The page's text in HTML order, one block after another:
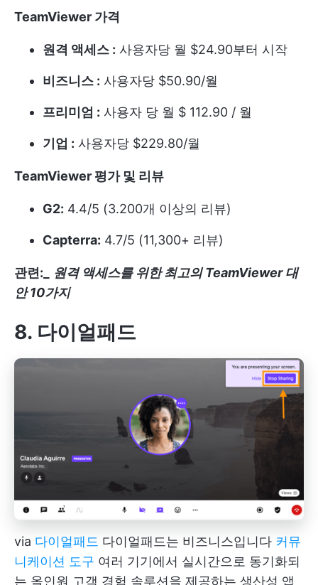
TeamViewer 가격
원격 액세스 : 사용자당 월 $24.90부터 시작
비즈니스 : 사용자당 $50.90/월
프리미엄 : 사용자 당 월 $ 112.90 / 월
기업 : 사용자당 $229.80/월
TeamViewer 평가 및 리뷰
G2: 4.4/5 (3.200개 이상의 리뷰)
Capterra: 4.7/5 (11,300+ 리뷰)
관련:_
원격 액세스를 위한 최고의 TeamViewer 대
안 10가지
8. 다이얼패드
via 다이얼패드 다이얼패드는 비즈니스입니다 커뮤
니케이션 도구 여러 기기에서 실시간으로 동기화되
는 올인원 고객 경험 솔루션을 제공하는 생산성 앱